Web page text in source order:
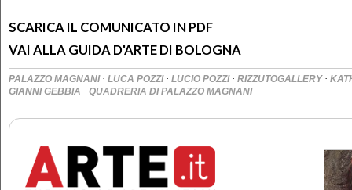
SCARICA IL COMUNICATO IN PDF
VAI ALLA GUIDA D'ARTE DI BOLOGNA
PALAZZO MAGNANI · LUCA POZZI · LUCIO POZZI · RIZZUTOGALLERY ·
GIANNI GEBBIA · QUADRERIA DI PALAZZO MAGNANI